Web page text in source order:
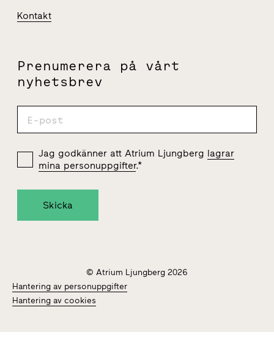
Kontakt
Prenumerera på vårt
nyhetsbrev
Jag godkänner att Atrium Ljungberg lagrar
mina personuppgifter.*
© Atrium Ljungberg 2026
Hantering av personuppgifter
Hantering av cookies